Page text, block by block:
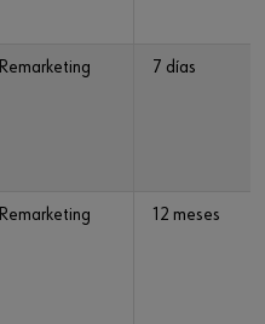
Remarketing 7 días
Remarketing 12 meses